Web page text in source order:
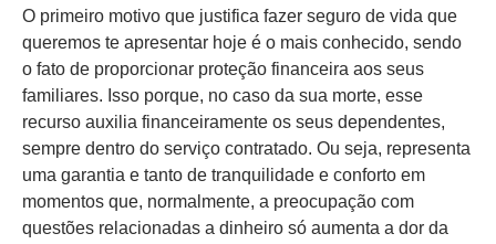
O primeiro motivo que justifica fazer seguro de vida que
queremos te apresentar hoje é o mais conhecido, sendo
o fato de proporcionar proteção financeira aos seus
familiares. Isso porque, no caso da sua morte, esse
recurso auxilia financeiramente os seus dependentes,
sempre dentro do serviço contratado. Ou seja, representa
uma garantia e tanto de tranquilidade e conforto em
momentos que, normalmente, a preocupação com
questões relacionadas a dinheiro só aumenta a dor da